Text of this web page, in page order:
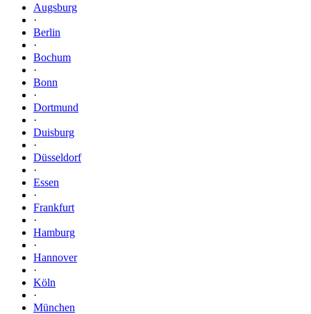
Augsburg
·
Berlin
·
Bochum
·
Bonn
·
Dortmund
·
Duisburg
·
Düsseldorf
·
Essen
·
Frankfurt
·
Hamburg
·
Hannover
·
Köln
·
München